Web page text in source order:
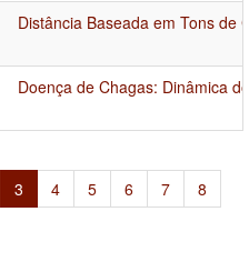
Distância Baseada em Tons de
Doença de Chagas: Dinâmica
3 4 5 6 7
8